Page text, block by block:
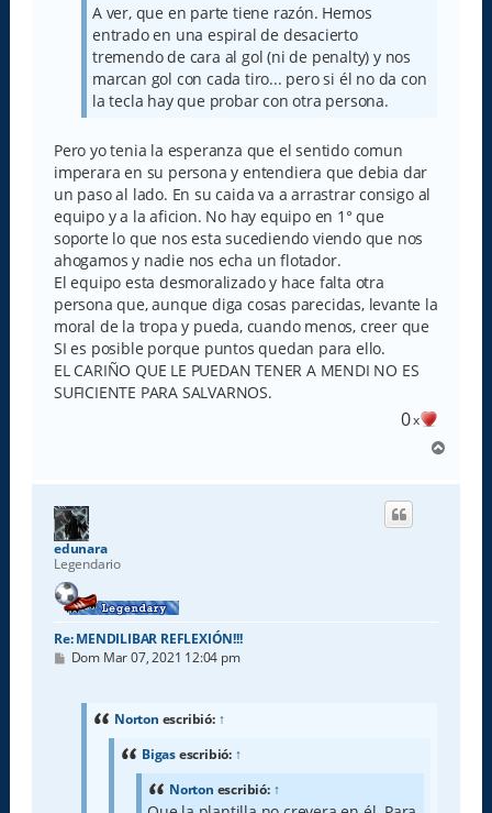
A ver, que en parte tiene razón. Hemos
entrado en una espiral de desacierto
tremendo de cara al gol (ni de penalty) y nos
marcan gol con cada tiro... pero si él no da con
la tecla hay que probar con otra persona.
Pero yo tenia la esperanza que el sentido comun
imperara en su persona y entendiera que debia dar
un paso al lado. En su caida va a arrastrar consigo al
equipo y a la aficion. No hay equipo en 1° que
soporte lo que nos esta sucediendo viendo que nos
ahogamos y nadie nos echa un flotador.
El equipo esta desmoralizado y hace falta otra
persona que, aunque diga cosas parecidas, levante la
moral de la tropa y pueda, cuando menos, creer que
SI es posible porque puntos quedan para ello.
EL CARIÑO QUE LE PUEDAN TENER A MENDI NO ES
SUFICIENTE PARA SALVARNOS.
0x
r
edunara
Legendario
Re: MENDILIBAR REFLEXIÓN!!!
M
Dom Mar 07, 2021 12:04 pm
Norton escribió: ↑
Bigasescribió: ↑
Norton escribió: ↑